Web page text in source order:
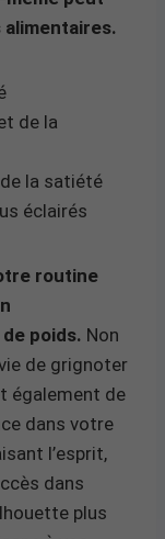
alimentaires.
de la
de la satiété
éclairés
routine
poids. Non
de grignoter
également de
dans votre
l’esprit,
dans
plus